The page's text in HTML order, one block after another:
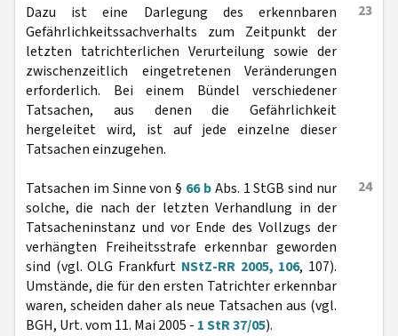
23
Dazu ist eine Darlegung des erkennbaren
Gefährlichkeitssachverhalts zum Zeitpunkt der
letzten tatrichterlichen Verurteilung sowie der
zwischenzeitlich eingetretenen Veränderungen
erforderlich. Bei einem Bündel verschiedener
Tatsachen, aus denen die Gefährlichkeit
hergeleitet wird, ist auf jede einzelne dieser
Tatsachen einzugehen.
24
Tatsachen im Sinne von § 66 bAbs. 1 StGB sind nur
solche, die nach der letzten Verhandlung in der
Tatsacheninstanz und vor Ende des Vollzugs der
verhängten Freiheitsstrafe erkennbar geworden
sind (vgl. OLG Frankfurt NStZ-RR 2005, 106, 107).
Umstände, die für den ersten Tatrichter erkennbar
waren, scheiden daher als neue Tatsachen aus (vgl.
BGH, Urt. vom 11. Mai 2005 - 1 StR 37/05).